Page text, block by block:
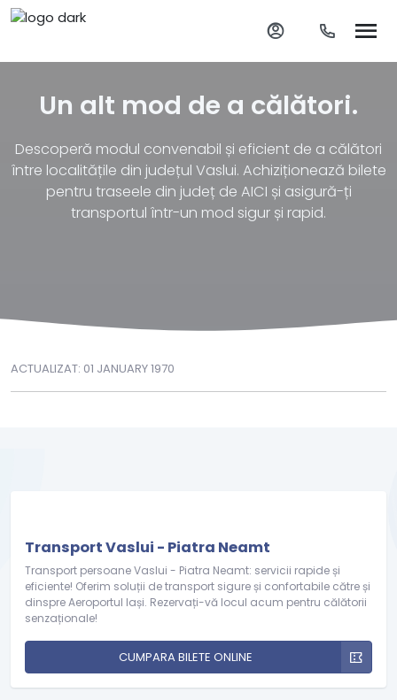
Un alt mod de a călători.
Descoperă modul convenabil și eficient de a călători
între localitățile din județul Vaslui. Achiziționează bilete
pentru traseele din județ de AICI și asigură-ți
transportul într-un mod sigur și rapid.
ACTUALIZAT: 01 JANUARY 1970
Transport Vaslui - Piatra Neamt
Transport persoane Vaslui - Piatra Neamt: servicii rapide și
eficiente! Oferim soluții de transport sigure și confortabile către și
dinspre Aeroportul Iași. Rezervați-vă locul acum pentru călătorii
senzaționale!
CUMPARA BILETE ONLINE